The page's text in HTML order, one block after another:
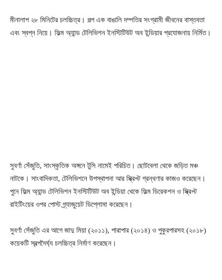
মীনালাপ ২৮ মিনিটের চলচ্চিত্র। গল্প এক বাঙালি দম্পতির সংগ্রামী জীবনের বাস্তবতা
এবং স্বপ্ন নিয়ে। ফিল্ম অ্যান্ড টেলিভিশন ইনস্টিটিউট অব ইন্ডিয়ার প্রযোজনায় নির্মিত।
সুবর্ণা সেঁজুতি, সাংস্কৃতিক অঙ্গনে টুসি নামেই পরিচিত। ছোটবেলা থেকে জড়িত মঞ্চ
নাটকে। সাংবাদিকতা, টেলিভিশনে উপস্থাপনা আর স্ক্রিপ্ট গ্রন্থণার কাজও করেছেন।
পুনে ফিল্ম অ্যান্ড টেলিভিশন ইনস্টিটিউট অব ইন্ডিয়া থেকে ফিল্ম ডিরেকশন ও স্ক্রিপ্ট
রাইটিংয়ের ওপর পোস্ট গ্র্যাজুয়েট ডিপ্লোমা করেছেন।
সুবর্ণা সেঁজুতি এর আগে জাদু মিয়া (২০১১), পারাপার (২০১৪) ও পুকুরপারসহ (২০১৮)
কয়েকটি স্বল্পদৈর্ঘ্য চলচ্চিত্র নির্মাণ করেছেন।